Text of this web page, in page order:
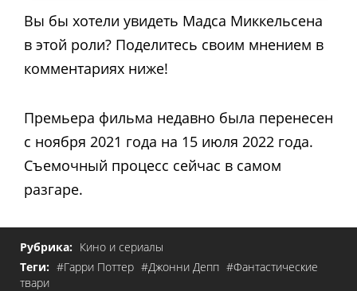
Вы бы хотели увидеть Мадса Миккельсена
в этой роли? Поделитесь своим мнением в
комментариях ниже!
Премьера фильма недавно была перенесен
с ноября 2021 года на 15 июля 2022 года.
Съемочный процесс сейчас в самом
разгаре.
Рубрика: Кино и сериалы
Теги: #Гарри Поттер #Джонни Депп #Фантастические
твари